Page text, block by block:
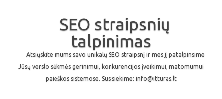
SEO straipsnių
talpinimas
Atsiųskite mums savo unikalų SEO straipsnį ir mes jį patalpinsime
Jūsų verslo sėkmės gerinimui, konkurencijos įveikimui, matomumui
paieškos sistemose. Susisiekime: info@itturas.lt